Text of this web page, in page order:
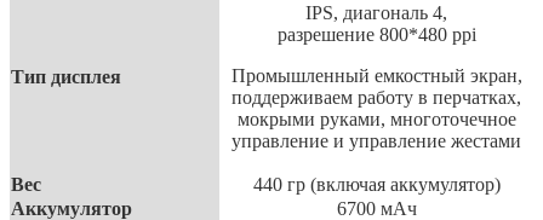
Тип дисплея
IPS, диагональ 4,
разрешение 800*480 ppi
Промышленный емкостный экран,
поддерживаем работу в перчатках,
мокрыми руками, многоточечное
управление и управление жестами
Вес
440 гр (включая аккумулятор)
Аккумулятор
6700 мАч